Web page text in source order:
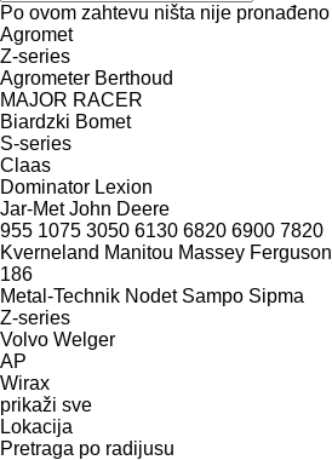
Po ovom zahtevu ništa nije pronađeno
Agromet
Z-series
Agrometer Berthoud
MAJOR RACER
Biardzki Bomet
S-series
Claas
Dominator Lexion
Jar-Met John Deere
955 1075 3050 6130 6820 6900 7820
Kverneland Manitou Massey Ferguson
186
Metal-Technik Nodet Sampo Sipma
Z-series
Volvo Welger
AP
Wirax
prikaži sve
Lokacija
Pretraga po radijusu